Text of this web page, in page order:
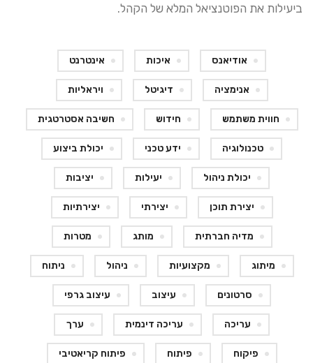
ביעילות את הפוטנציאל המלא של הקהל.
אודיאנס איכות אינטרנט
אנימציה דיגיטל ויראליות
חווית משתמש חידוש חשיבה אסטרטגית
טכנולוגיה ידע טכני יכולת ביצוע
יכולת ניהול יעילות יציבות
יצירת תוכן יצירתי יצירתיות
מדיה חברתית מותג מטרות
מיתוג מקצועיות ניהול ניתוח
סרטונים עיצוב עיצוב גרפי
עריכה עריכה דינמית ערך
פיקוח פיתוח פיתוח קריאטיבי